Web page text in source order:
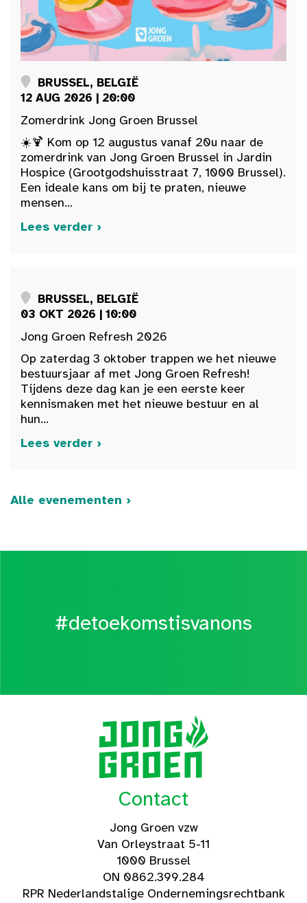
BRUSSEL, BELGIË
12 AUG 2026 | 20:00
Zomerdrink Jong Groen Brussel
☀️🍹 Kom op 12 augustus vanaf 20u naar de
zomerdrink van Jong Groen Brussel in Jardin
Hospice (Grootgodshuisstraat 7, 1000 Brussel).
Een ideale kans om bij te praten, nieuwe
mensen...
Lees verder ›
BRUSSEL, BELGIË
03 OKT 2026 | 10:00
Jong Groen Refresh 2026
Op zaterdag 3 oktober trappen we het nieuwe
bestuursjaar af met Jong Groen Refresh!
Tijdens deze dag kan je een eerste keer
kennismaken met het nieuwe bestuur en al
hun...
Lees verder ›
Alle evenementen ›
#detoekomstisvanons
Contact
Jong Groen vzw
Van Orleystraat 5-11
1000 Brussel
ON 0862.399.284
RPR Nederlandstalige Ondernemingsrechtbank